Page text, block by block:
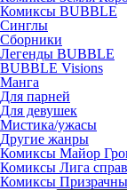
Комиксы BUBBLE
Синглы
Сборники
Легенды BUBBLE
BUBBLE Visions
Манга
Для парней
Для девушек
Мистика/ужасы
Другие жанры
Комиксы Майор
Комиксы Лига
Комиксы